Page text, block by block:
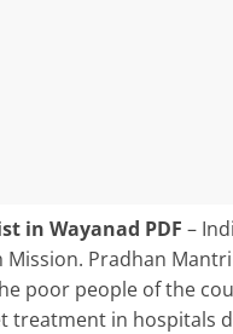
in Wayanad PDF –
Pradhan
poor people of the
treatment in hospitals